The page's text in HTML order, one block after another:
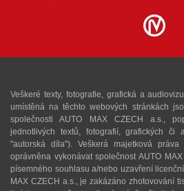
Veškeré texty, fotografie, grafická a
umístěná na těchto webových stránkách
společnosti AUTO MAX CZECH a.s.,
jednotlivých textů, fotografií, grafických či
"autorská díla"). Veškerá majetková
oprávněna vykonávat společnost AUTO
písemného souhlasu a/nebo uzavření
MAX CZECH a.s., je zakázáno zhotovování